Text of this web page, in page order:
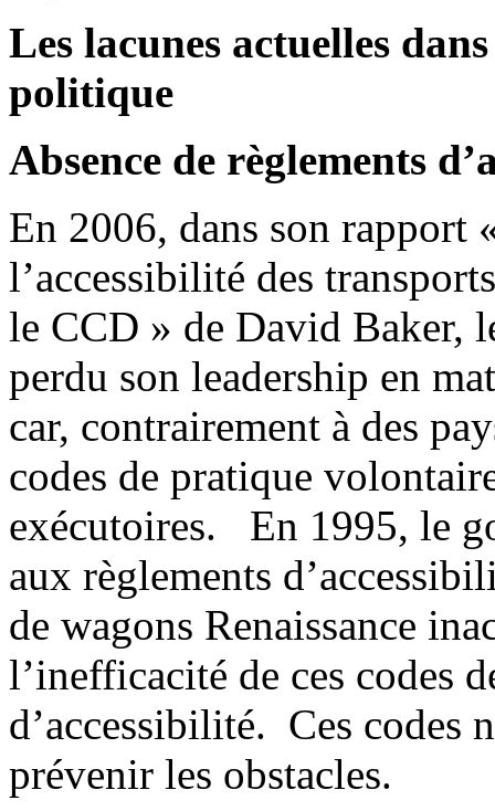
Les lacunes actuelles
politique
Absence de règlements
En 2006, dans son rapport
l’accessibilité des
le CCD » de David Baker,
perdu son leadership en
car, contrairement à des
codes de pratique
exécutoires. En 1995, le
aux règlements
de wagons Renaissance
l’inefficacité de ces codes
d’accessibilité. Ces codes
prévenir les obstacles.